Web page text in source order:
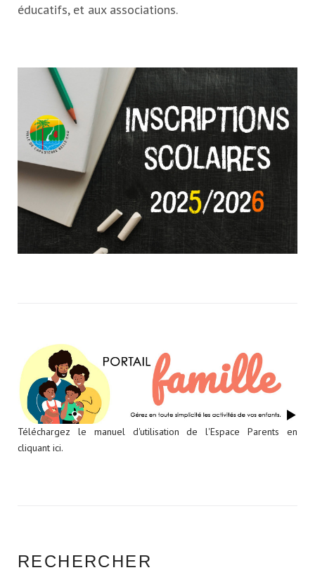
éducatifs, et aux associations.
Téléchargez le manuel d'utilisation de l'Espace Parents en
cliquant ici.
RECHERCHER